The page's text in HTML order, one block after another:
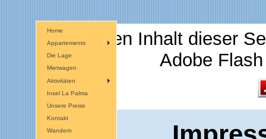
Für den Inhalt dieser
Adobe
Home
Appartements
Die Lage
Mietwagen
Aktivitäten
Insel La Palma
Unsere Preise
Kontakt
Wandern